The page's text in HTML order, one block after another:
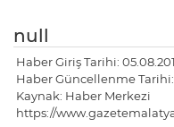
null
Haber Giriş Tarihi:
Haber Güncellenme Tarihi:
Kaynak: Haber Merkezi
https://